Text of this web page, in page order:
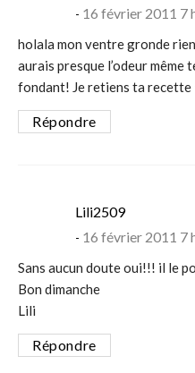
16 février 2011 7
holala mon ventre gronde
aurais presque l’odeur même
fondant! Je retiens ta
Répondre
Lili2509says:
16 février 2011 7
Sans aucun doute oui!!! il le
Bon dimanche
Lili
Répondre